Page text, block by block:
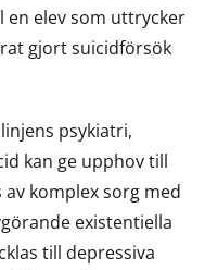
elev som uttrycker
gjort suicidförsök
psykiatri,
kan ge upphov till
komplex sorg med
existentiella
till depressiva